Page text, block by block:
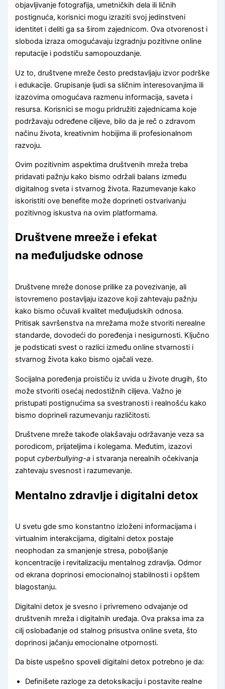
objavljivanje fotografija, umetničkih dela ili ličnih
postignuća, korisnici mogu izraziti svoj jedinstveni
identitet i deliti ga sa širom zajednicom. Ova otvorenost i
sloboda izraza omogućavaju izgradnju pozitivne online
reputacije i podstiču samopouzdanje.
Uz to, društvene mreže često predstavljaju izvor podrške
i edukacije. Grupisanje ljudi sa sličnim interesovanjima ili
izazovima omogućava razmenu informacija, saveta i
resursa. Korisnici se mogu pridružiti zajednicama koje
podržavaju određene ciljeve, bilo da je reč o zdravom
načinu života, kreativnim hobijima ili profesionalnom
razvoju.
Ovim pozitivnim aspektima društvenih mreža treba
pridavati pažnju kako bismo održali balans između
digitalnog sveta i stvarnog života. Razumevanje kako
iskoristiti ove benefite može doprineti ostvarivanju
pozitivnog iskustva na ovim platformama.
Društvene mreeže i efekat
na međuljudske odnose
Društvene mreže donose prilike za povezivanje, ali
istovremeno postavljaju izazove koji zahtevaju pažnju
kako bismo očuvali kvalitet međuljudskih odnosa.
Pritisak savršenstva na mrežama može stvoriti nerealne
standarde, dovodeći do poređenja i nesigurnosti. Ključno
je podsticati svest o razlici između online stvarnosti i
stvarnog života kako bismo ojačali veze.
Socijalna poređenja proističu iz uvida u živote drugih, što
može stvoriti osećaj nedostižnih ciljeva. Važno je
pristupati postignućima sa svestranosti i realnošću kako
bismo doprineli razumevanju različitosti.
Društvene mreže takođe olakšavaju održavanje veza sa
porodicom, prijateljima i kolegama. Međutim, izazovi
poputcyberbullying-a i stvaranja nerealnih očekivanja
zahtevaju svesnost i razumevanje.
Mentalno zdravlje i digitalni detox
U svetu gde smo konstantno izloženi informacijama i
virtualnim interakcijama, digitalni detox postaje
neophodan za smanjenje stresa, poboljšanje
koncentracije i revitalizaciju mentalnog zdravlja. Odmor
od ekrana doprinosi emocionalnoj stabilnosti i opštem
blagostanju.
Digitalni detox je svesno i privremeno odvajanje od
društvenih mreža i digitalnih uređaja. Ova praksa ima za
cilj oslobađanje od stalnog prisustva online sveta, što
doprinosi jačanju emocionalne otpornosti.
Da biste uspešno spoveli digitalni detox potrebno je da:
Definišete razloge za detoksikaciju i postavite realne